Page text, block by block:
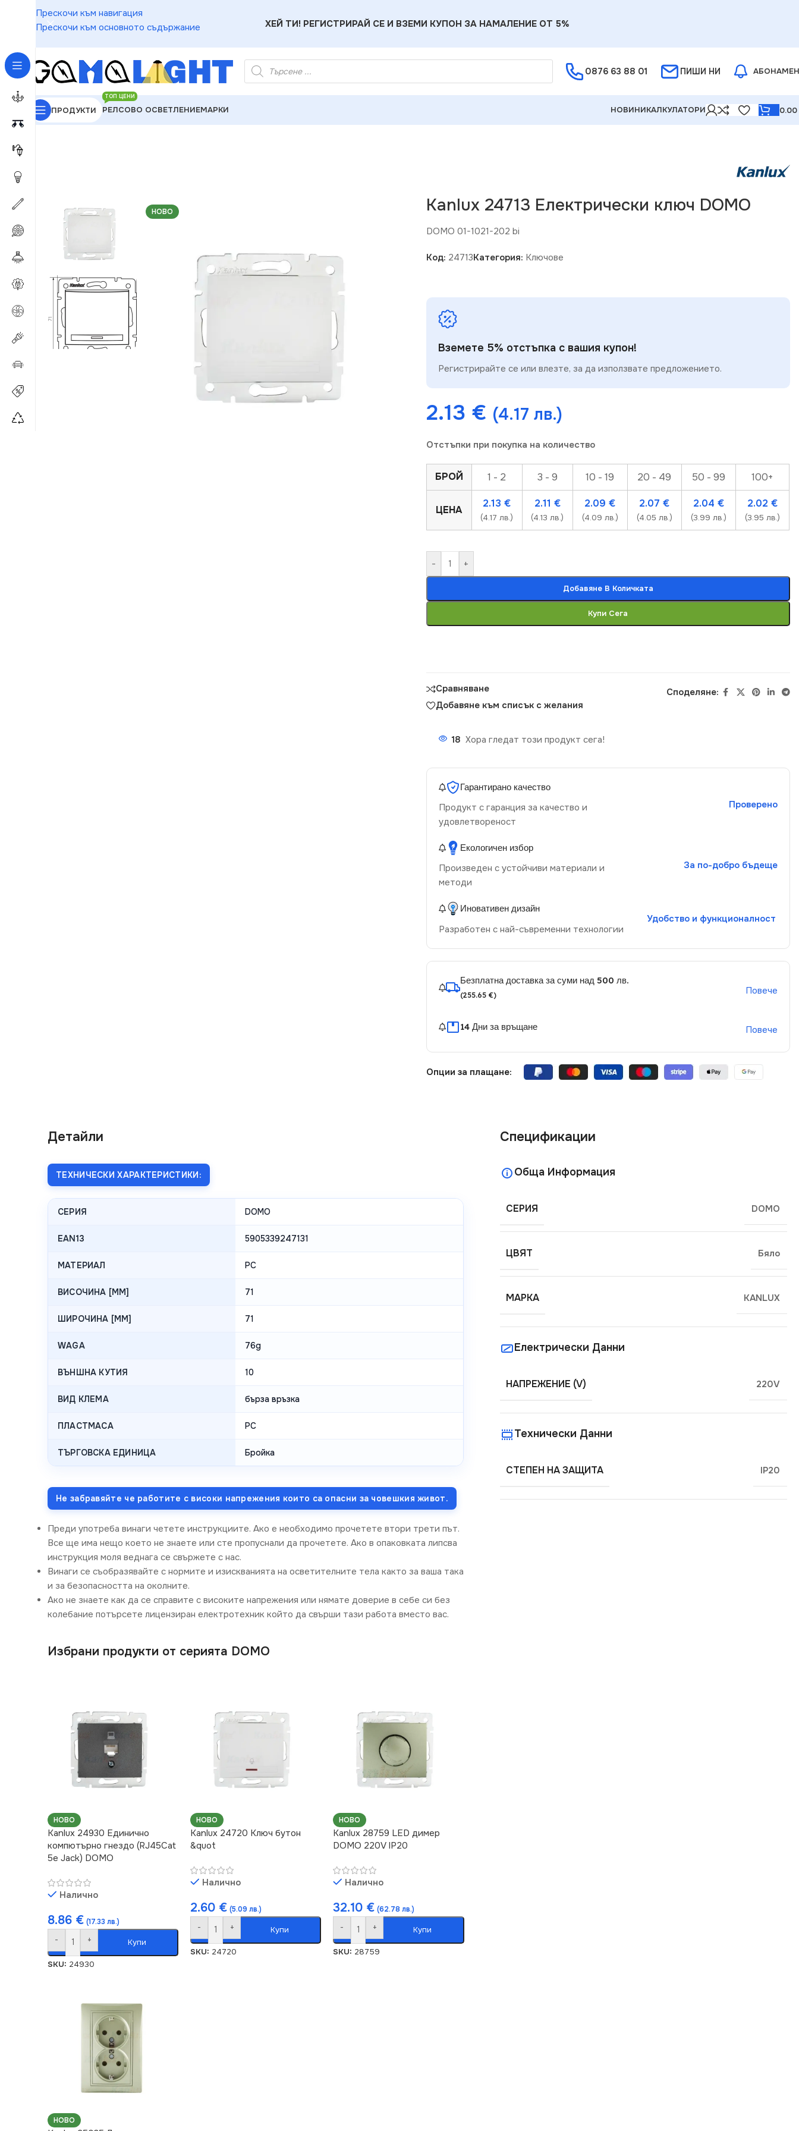
Прескочи към навигация
Прескочи към основното съдържание
ХЕЙ ТИ! РЕГИСТРИРАЙ СЕ И ВЗЕМИ КУПОН ЗА НАМАЛЕНИЕ ОТ 5%
0876 63 88 01 ПИШИ НИ
ПРОДУКТИ РЕЛСОВО ОСВЕТЛЕНИЕ
ТОП ЦЕНИ
МАРКИ НОВИНИКАЛКУЛАТОРИ 0.00
GAMALIGHT»
НОВО Kanlux 24713 Електрически ключ DOMO
DOMO 01-1021-202 bi
Код: 24713Категория: Ключове
Вземете 5% отстъпка с вашия купон!
Регистрирайте се или влезте, за да използвате предложението.
2.13 € (4.17 лв.)
Отстъпки при покупка на количество
БРОЙ 1 - 2 3 - 9 10 - 19 20 - 49 50 - 99 100+
ЦЕНА
2.13€
(4.17 лв.)
2.11 €
(4.13 лв.)
2.09€
(4.09 лв.)
2.07€
(4.05 лв.)
2.04 €
(3.99 лв.)
2.02 €
(3.95 лв.)
- +
Добавяне В Количката
Купи Сега
Сравняване
Добавяне към списък с желания
Споделяне:
18 Хора гледат този продукт сега!
Гарантирано качество
Продукт с гаранция за качество и
удовлетвореност
Проверено
Екологичен избор
Произведен с устойчиви материали и
методи
За по-добро бъдеще
Иновативен дизайн
Разработен с най-съвременни технологии
Удобство и функционалност
Безплатна доставка за суми над 500 лв.
(255.65 €) Повече
14 Дни за връщане Повече
Опции за плащане:
Детайли
ТЕХНИЧЕСКИ ХАРАКТЕРИСТИКИ:
СЕРИЯ DOMO
EAN13 5905339247131
МАТЕРИАЛ PC
ВИСОЧИНА [MM] 71
ШИРОЧИНА [MM] 71
WAGA 76g
ВЪНШНА КУТИЯ 10
ВИД КЛЕМА бърза връзка
ПЛАСТМАСА PC
ТЪРГОВСКА ЕДИНИЦА Бройка
Не забравяйте че работите с високи напрежения които са опасни за човешкия живот.
Преди употреба винаги четете инструкциите. Ако е необходимо прочетете втори трети път.
Все ще има нещо което не знаете или сте пропуснали да прочетете. Ако в опаковката липсва
инструкция моля веднага се свържете с нас.
Винаги се съобразявайте с нормите и изискванията на осветителните тела както за ваша така
и за безопасността на околните.
Ако не знаете как да се справите с високите напрежения или нямате доверие в себе си без
колебание потърсете лицензиран електротехник който да свърши тази работа вместо вас.
Избрани продукти от серията DOMO
НОВО
Kanlux 24930 Единично
компютърно гнездо (RJ45Cat
5e Jack) DOMO
Налично
8.86 € (17.33 лв.)
- + Купи
SKU: 24930
НОВО
Kanlux 24720 Ключ бутон
&quot
Налично
2.60 € (5.09 лв.)
- + Купи
SKU: 24720
НОВО
Kanlux 28759 LED димер
DOMO 220V IP20
Налично
32.10 € (62.78 лв.)
- + Купи
SKU: 28759
НОВО
Спецификации
Обща Информация
СЕРИЯ DOMO
ЦВЯТ Бяло
МАРКА KANLUX
Електрически Данни
НАПРЕЖЕНИЕ (V) 220V
Технически Данни
СТЕПЕН НА ЗАЩИТА IP20